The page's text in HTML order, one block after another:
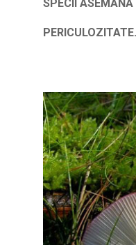
SPECII